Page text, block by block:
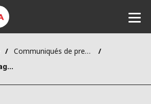
Communiqués de presse
CP - Veolia s'engage à consacrer 1,5 milliard de dollars à l'accès à l'eau et à l'assainissement dans le monde en soutien aux objectifs visés par la conférence de l'ONU sur l'eau